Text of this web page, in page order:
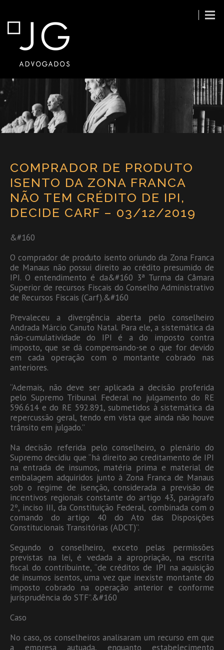
COMPRADOR DE PRODUTO
ISENTO DA ZONA FRANCA
NÃO TEM CRÉDITO DE IPI,
DECIDE CARF – 03/12/2019
&#160
O comprador de produto isento oriundo da Zona Franca
de Manaus não possui direito ao crédito presumido de
IPI. O entendimento é da&#160 3ª Turma da Câmara
Superior de recursos Fiscais do Conselho Administrativo
de Recursos Fiscais (Carf).&#160
Prevaleceu a divergência aberta pelo conselheiro
Andrada Márcio Canuto Natal. Para ele, a sistemática da
não-cumulatividade do IPI é a do imposto contra
imposto, que se dá compensando-se o que for devido
em cada operação com o montante cobrado nas
anteriores.
“Ademais, não deve ser aplicada a decisão proferida
pelo Supremo Tribunal Federal no julgamento do RE
596.614 e do RE 592.891, submetidos à sistemática da
repercussão geral, tendo em vista que ainda não houve
trânsito em julgado.”
Na decisão referida pelo conselheiro, o plenário do
Supremo decidiu que “há direito ao creditamento de IPI
na entrada de insumos, matéria prima e material de
embalagem adquiridos junto à Zona Franca de Manaus
sob o regime de isenção, considerada a previsão de
incentivos regionais constante do artigo 43, parágrafo
2º, inciso III, da Constituição Federal, combinada com o
comando do artigo 40 do Ato das Disposições
Constitucionais Transitórias (ADCT)”.
Segundo o conselheiro, exceto pelas permissões
previstas na lei, é vedada a apropriação, na escrita
fiscal do contribuinte, “de créditos de IPI na aquisição
de insumos isentos, uma vez que inexiste montante do
imposto cobrado na operação anterior e conforme
jurisprudência do STF”.&#160
Caso
No caso, os conselheiros analisaram um recurso em que
a empresa autuada, enquanto estabelecimento